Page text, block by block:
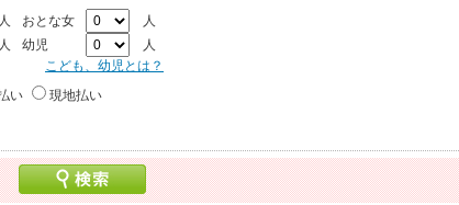
人 おとな女
人
人 幼児
人
こども、幼児とは？
い 現地払い